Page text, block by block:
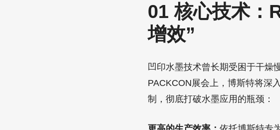
01 核心技术：
增效”
凹印水墨技术曾长期受困于干燥
PACKCON展会上，博斯特将深
制，彻底打破水墨应用的瓶颈：